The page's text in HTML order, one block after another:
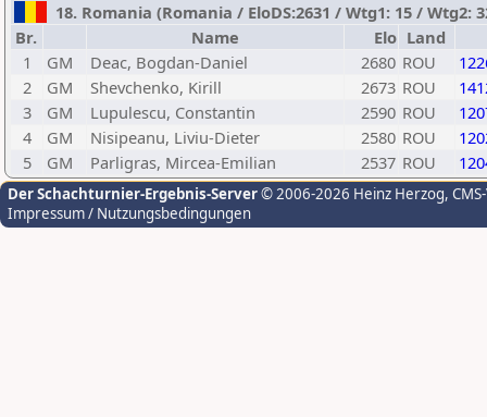
18. Romania (Romania / EloDS:2631 / Wtg1: 15 / Wtg2:
Br.
Name Elo Land
1
GM Deac, Bogdan-Daniel 2680 ROU
2
GM Shevchenko, Kirill 2673 ROU
3
GM Lupulescu, Constantin 2590 ROU
4
GM Nisipeanu, Liviu-Dieter 2580 ROU
5
GM Parligras, Mircea-Emilian 2537 ROU
Der Schachturnier-Ergebnis-Server© 2006-2026 Heinz Herzog,
Impressum / Nutzungsbedingungen